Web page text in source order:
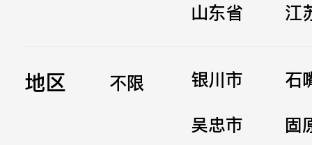
山东省
江
地区 不限 银川市
石
吴忠市
固